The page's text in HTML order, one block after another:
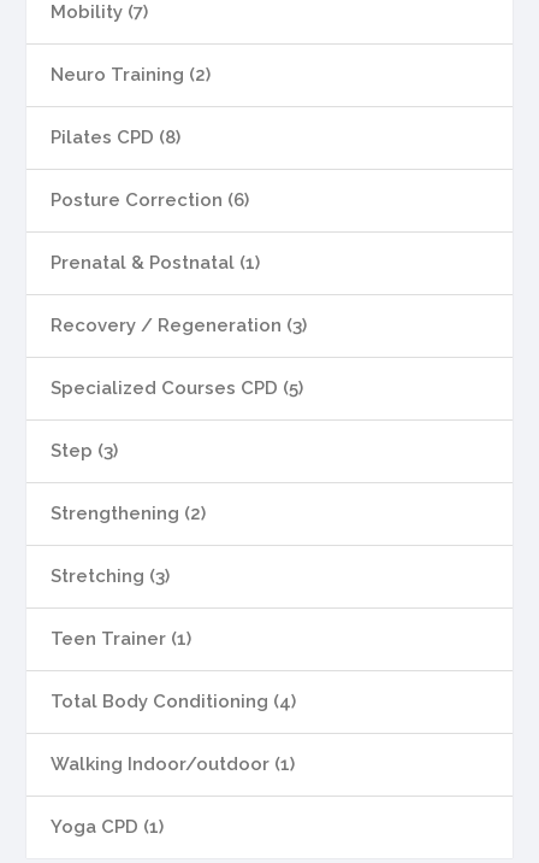
Mobility (7)
Neuro Training (2)
Pilates CPD (8)
Posture Correction (6)
Prenatal & Postnatal (1)
Recovery / Regeneration (3)
Specialized Courses CPD (5)
Step (3)
Strengthening (2)
Stretching (3)
Teen Trainer (1)
Total Body Conditioning (4)
Walking Indoor/outdoor (1)
Yoga CPD (1)